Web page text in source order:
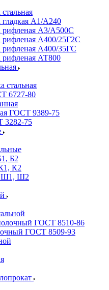
гладкая А1/А240
рифленая А3/А500С
рифленая А400/25Г2С
рифленая А400/35ГС
рифленая АТ800
стальная
6727-80
ГОСТ 9389-75
75
Б2
К2
Ш1, Ш2
ГОСТ 8510-86
ГОСТ 8509-93